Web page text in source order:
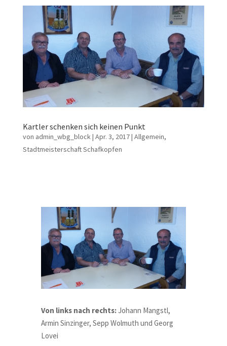
Kartler schenken sich keinen Punkt
von admin_wbg_block| Apr. 3, 2017| Allgemein,
Stadtmeisterschaft Schafkopfen
Von links nach rechts:Johann Mangstl,
Armin Sinzinger, Sepp Wolmuth und Georg
Lovei